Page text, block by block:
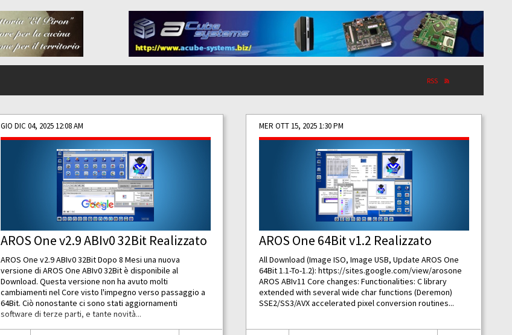
RSS
GIO DIC 04, 2025 12:08 AM
AROS One v2.9 ABIv0 32Bit Realizzato
AROS One v2.9 ABIv0 32Bit Dopo 8 Mesi una nuova
versione di AROS One ABIv0 32Bit è disponibile al
Download. Questa versione non ha avuto molti
cambiamenti nel Core visto l'impegno verso passaggio a
64Bit. Ciò nonostante ci sono stati aggiornamenti
software di terze parti, e tante novità...
MER OTT 15, 2025 1:30 PM
AROS One 64Bit v1.2 Realizzato
All Download (Image ISO, Image USB, Update AROS One
64Bit 1.1-To-1.2): https://sites.google.com/view/arosone
AROS ABIv11 Core changes: Functionalities: C library
extended with several wide char functions (Deremon)
SSE2/SS3/AVX accelerated pixel conversion routines...